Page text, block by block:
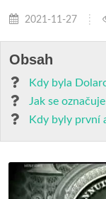
2021-11-27
Obsah
Kdy byla
Jak se
Kdy byly první